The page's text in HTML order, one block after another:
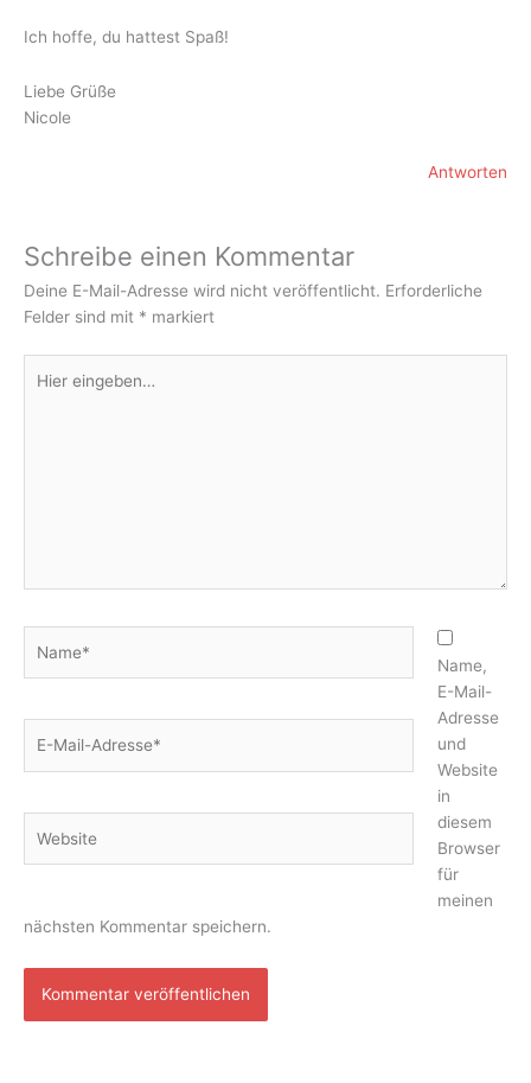
Ich hoffe, du hattest Spaß!
Liebe Grüße
Nicole
Antworten
Schreibe einen Kommentar
Deine E-Mail-Adresse wird nicht veröffentlicht. Erforderliche
Felder sind mit * markiert
eingeben…
Mail-
Name,
E-Mail-
Adresse
und
Website
in
diesem
Browser
für
meinen
nächsten Kommentar speichern.